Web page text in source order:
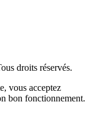
droits réservés.
vous acceptez
bon fonctionnement.